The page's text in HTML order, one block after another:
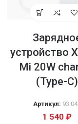
устройство
Mi 20W
(Type-C)
Артикул: 93
1 540 ₽